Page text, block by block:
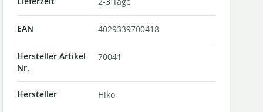
EAN 4029339700418
Hersteller Artikel
Nr.
70041
Hersteller Hiko